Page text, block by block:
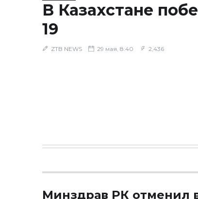
В Казахстане
19
ZTB NEWS 29 мая, 8:40 2,436
Минздрав РК отменил